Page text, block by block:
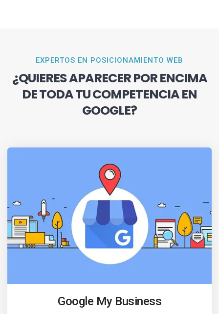
EXPERTOS EN POSICIONAMIENTO WEB
¿QUIERES APARECER POR ENCIMA
DE TODA TU COMPETENCIA EN
GOOGLE?
Google My Business